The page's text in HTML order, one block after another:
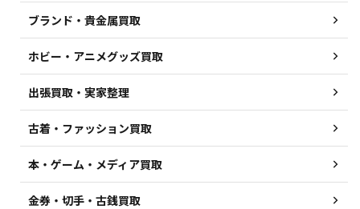
ブランド・貴金属買取
ホビー・アニメグッズ買取
出張買取・実家整理
古着・ファッション買取
本・ゲーム・メディア買取
金券・切手・古銭買取